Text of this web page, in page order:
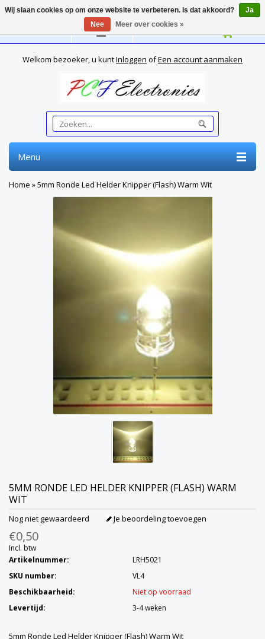
Nederlands
Welkom bezoeker, u kuntInloggen ofEen account aanmaken
Menu
Home »5mm Ronde Led Helder Knipper (Flash) Warm Wit
5MM RONDE LED HELDER KNIPPER (FLASH) WARM
WIT
Nog niet gewaardeerd Je beoordeling toevoegen
€0,50
Incl. btw
Artikelnummer:
LRH5021
SKU number:
VL4
Beschikbaarheid:
Niet op voorraad
Levertijd:
3-4 weken
5mm Ronde Led Helder Knipper (Flash) Warm Wit
Wij slaan cookies op om onze website te verbeteren. Is dat akkoord?
Ja
Nee
Meer over cookies »